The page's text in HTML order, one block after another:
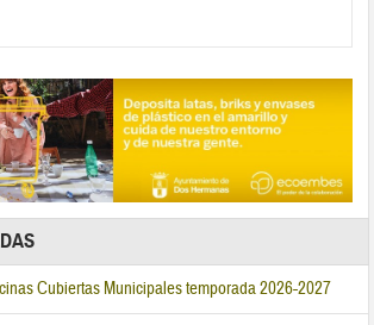
Cubiertas Municipales temporada 2026-2027